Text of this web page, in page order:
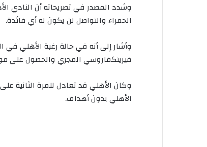
وشدد المصدر في تصريحاته أن النادي
الحمراء والتواصل لن يكون له أي فائدة.
وأشار إلى أنه في حالة رغبة الأهلي
فيرينكفاروسي المجري والحصول على
وكان الأهلي قد تعادل للمرة الثانية
الأهلي بدون أهداف.